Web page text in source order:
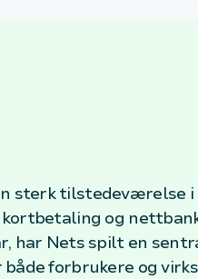
sterk tilstedeværelse i
og
har Nets spilt en
forbrukere og